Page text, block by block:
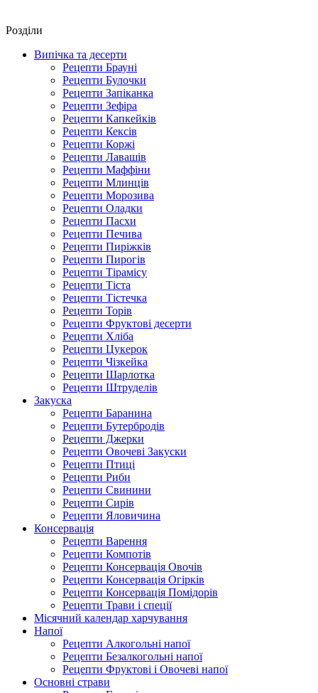
Роздiли
Випічка та десерти
Рецепти Брауні
Рецепти Булочки
Рецепти Запіканка
Рецепти Зефіра
Рецепти Капкейків
Рецепти Кексів
Рецепти Коржі
Рецепти Лавашів
Рецепти Маффіни
Рецепти Млинців
Рецепти Морозива
Рецепти Оладки
Рецепти Пасхи
Рецепти Печива
Рецепти Пиріжків
Рецепти Пирогів
Рецепти Тірамісу
Рецепти Тіста
Рецепти Тістечка
Рецепти Торів
Рецепти Фруктові десерти
Рецепти Хліба
Рецепти Цукерок
Рецепти Чізкейка
Рецепти Шарлотка
Рецепти Штруделів
Закуска
Рецепти Баранина
Рецепти Бутербродів
Рецепти Джерки
Рецепти Овочеві Закуски
Рецепти Птиці
Рецепти Риби
Рецепти Свинини
Рецепти Сирів
Рецепти Яловичина
Консервація
Рецепти Варення
Рецепти Компотів
Рецепти Консервація Овочів
Рецепти Консервація Огірків
Рецепти Консервація Помідорів
Рецепти Трави і спеції
Місячний календар харчування
Напої
Рецепти Алкогольні напої
Рецепти Безалкогольні напої
Рецепти Фруктові і Овочеві напої
Основні страви